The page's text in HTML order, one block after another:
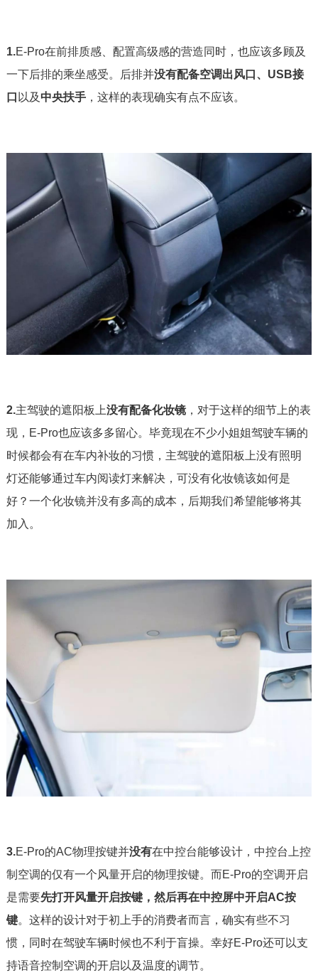
1.E-Pro在前排质感、配置高级感的营造同时，也应该多顾及
一下后排的乘坐感受。后排并没有配备空调出风口、USB接
口 以及 中央扶手，这样的表现确实有点不应该。
2.主驾驶的遮阳板上没有配备化妆镜，对于这样的细节上的表
现，E-Pro也应该多多留心。毕竟现在不少小姐姐驾驶车辆的
时候都会有在车内补妆的习惯，主驾驶的遮阳板上没有照明
灯还能够通过车内阅读灯来解决，可没有化妆镜该如何是
好？一个化妆镜并没有多高的成本，后期我们希望能够将其
加入。
3.E-Pro的AC物理按键并没有在中控台能够设计，中控台上控
制空调的仅有一个风量开启的物理按键。而E-Pro的空调开启
是需要先打开风量开启按键，然后再在中控屏中开启AC按
键。这样的设计对于初上手的消费者而言，确实有些不习
惯，同时在驾驶车辆时候也不利于盲操。幸好E-Pro还可以支
持语音控制空调的开启以及温度的调节。